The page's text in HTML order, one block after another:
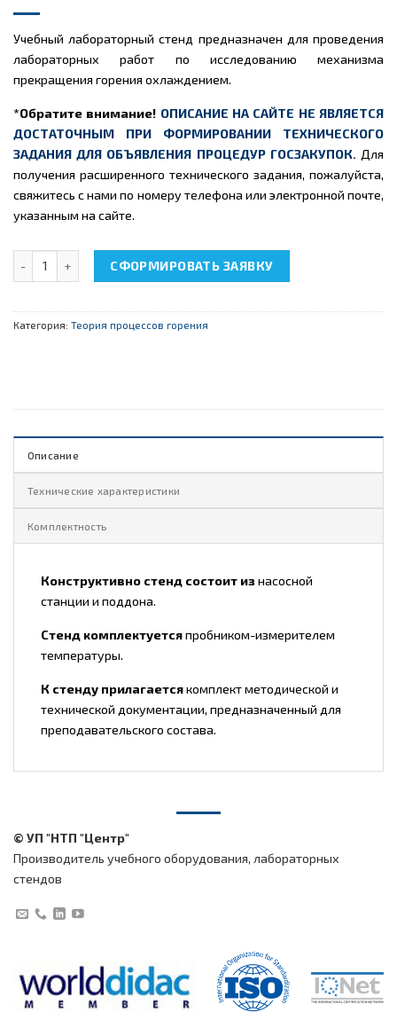
Учебный лабораторный стенд предназначен для проведения
лабораторных работ по исследованию механизма
прекращения горения охлаждением.
*Обратите внимание! ОПИСАНИЕ НА САЙТЕ НЕ ЯВЛЯЕТСЯ
ДОСТАТОЧНЫМ ПРИ ФОРМИРОВАНИИ ТЕХНИЧЕСКОГО
ЗАДАНИЯ ДЛЯ ОБЪЯВЛЕНИЯ ПРОЦЕДУР ГОСЗАКУПОК. Для
получения расширенного технического задания, пожалуйста,
свяжитесь с нами по номеру телефона или электронной почте,
указанным на сайте.
Количество товара НТЦ-24.04 "Исследование механизма
СФОРМИРОВАТЬ ЗАЯВКУ
Категория: Теория процессов горения
Описание
Технические характеристики
Комплектность
Конструктивно стенд состоит изнасосной
станции и поддона.
Стенд комплектуетсяпробником-измерителем
температуры.
К стенду прилагаетсякомплект методической и
технической документации, предназначенный для
преподавательского состава.
© УП "НТП "Центр"
Производитель учебного оборудования, лабораторных
стендов